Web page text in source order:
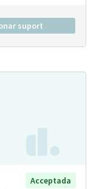
suport
Acceptada